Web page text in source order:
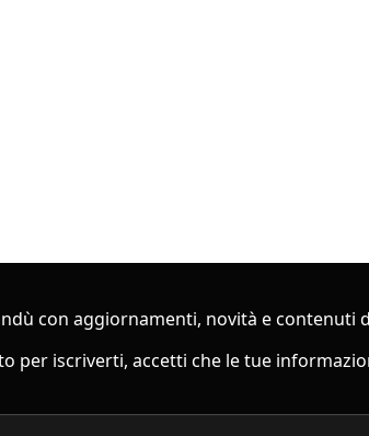
con aggiornamenti, novità e contenuti
iscriverti, accetti che le tue